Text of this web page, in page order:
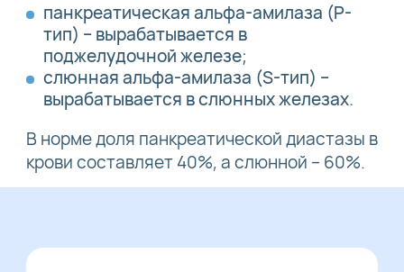
панкреатическая альфа-амилаза (P-
тип) – вырабатывается в
поджелудочной железе;
слюнная альфа-амилаза (S-тип) –
вырабатывается в слюнных железах.
В норме доля панкреатической диастазы в
крови составляет 40%, а слюнной – 60%.